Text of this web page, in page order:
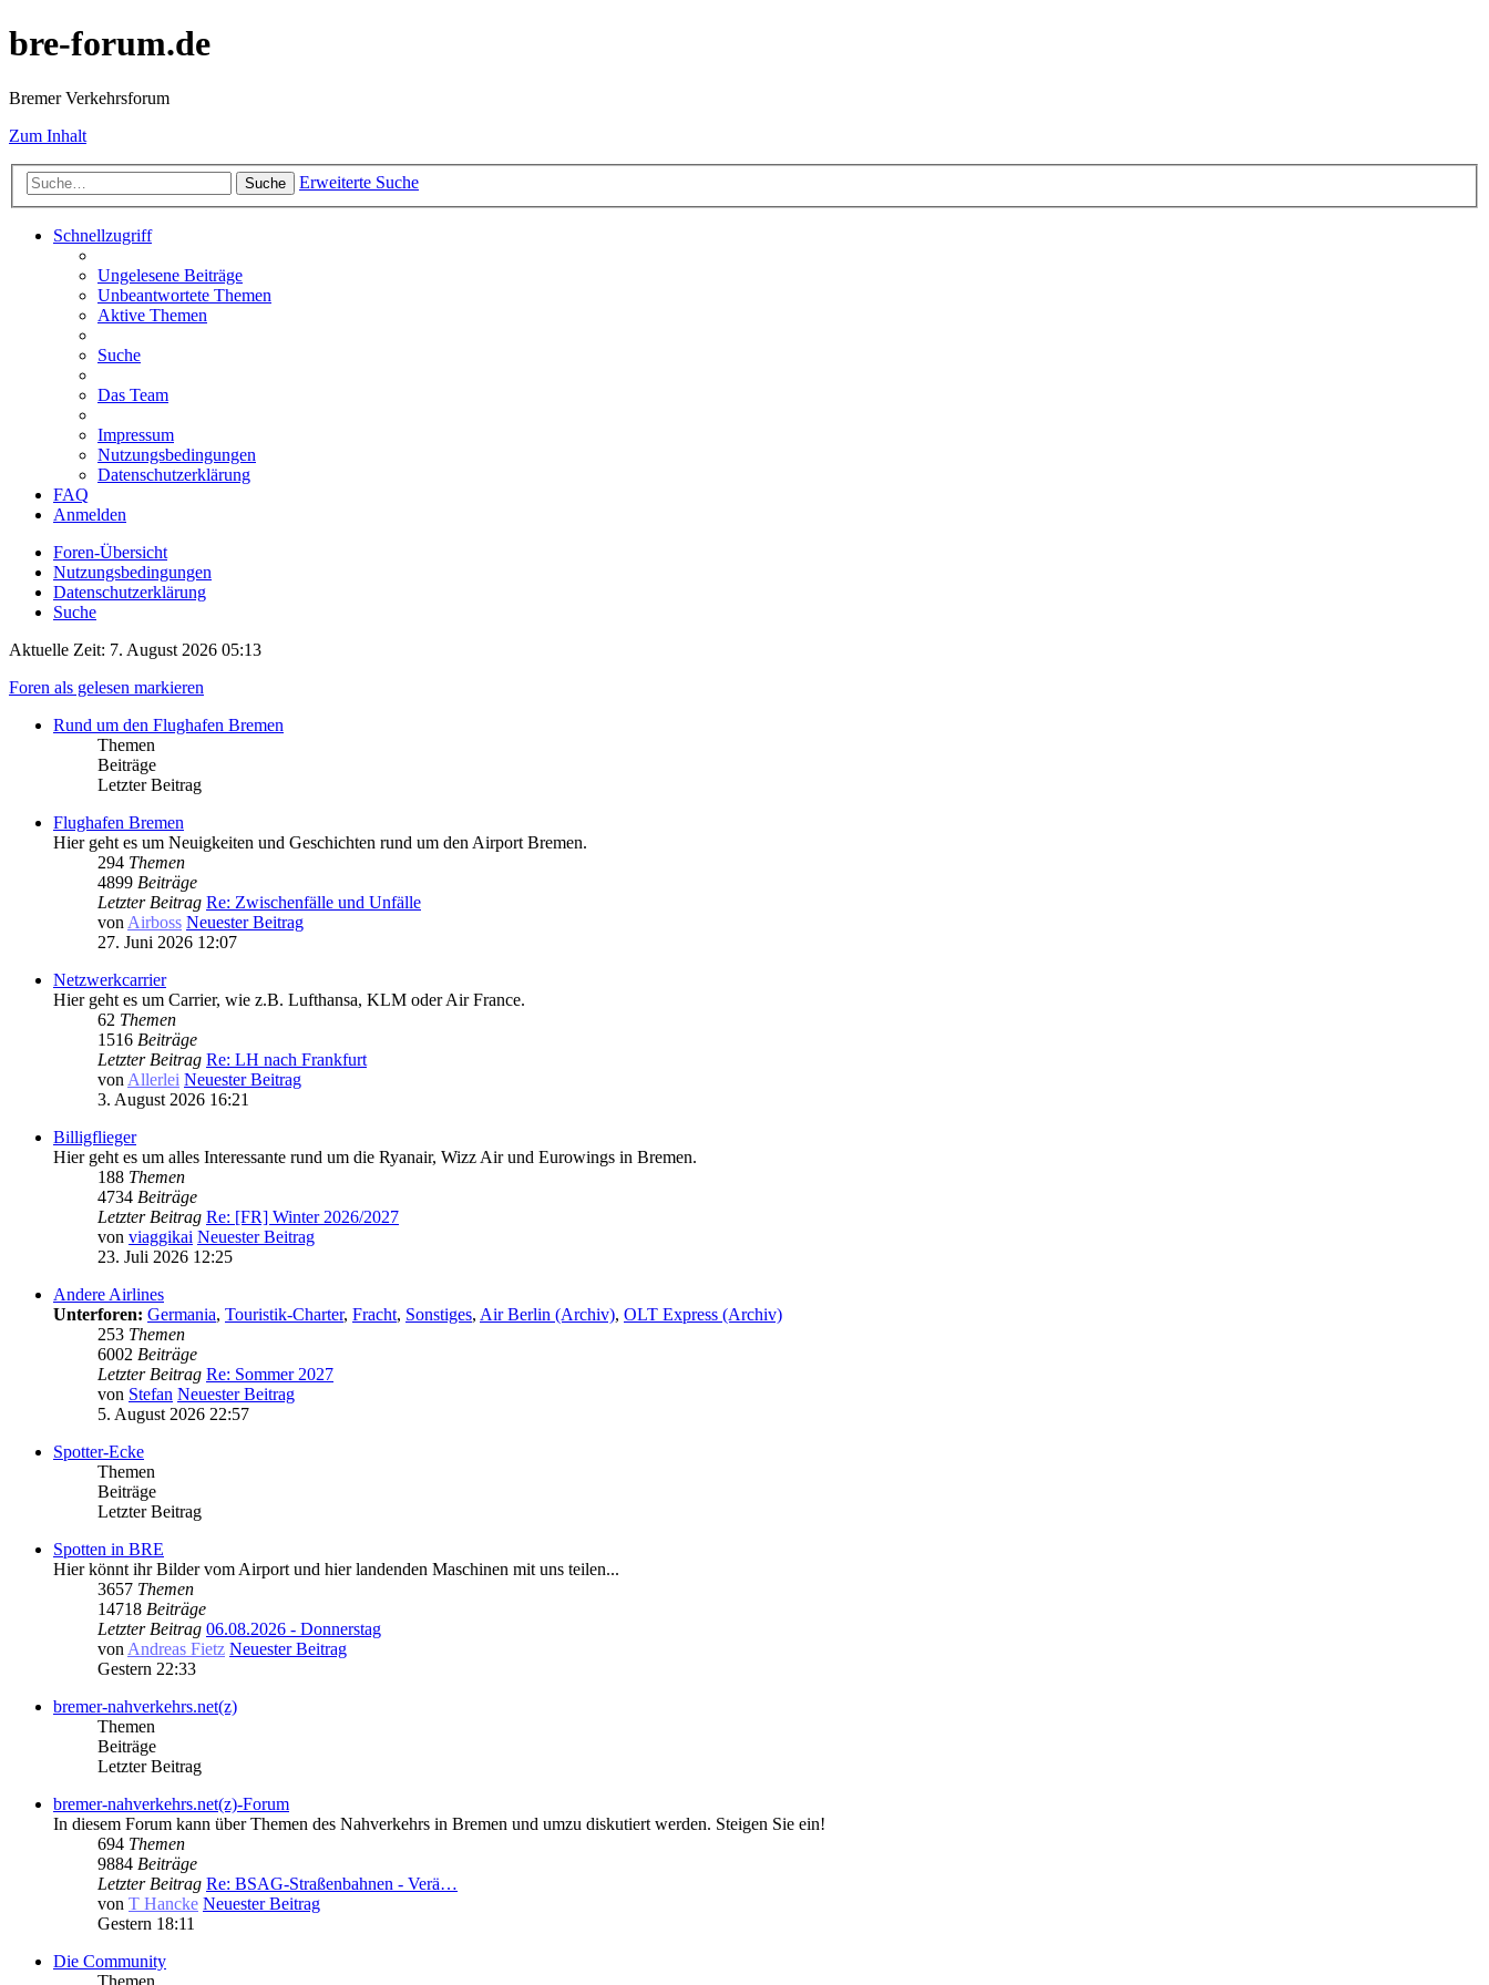
bre-forum.de
Bremer Verkehrsforum
Zum Inhalt
Suche Erweiterte Suche
Schnellzugriff
Ungelesene Beiträge
Unbeantwortete Themen
Aktive Themen
Suche
Das Team
Impressum
Nutzungsbedingungen
Datenschutzerklärung
FAQ
Anmelden
Foren-Übersicht
Nutzungsbedingungen
Datenschutzerklärung
Suche
Aktuelle Zeit: 7. August 2026 05:13
Foren als gelesen markieren
Rund um den Flughafen Bremen
Themen
Beiträge
Letzter Beitrag
Flughafen Bremen
Hier geht es um Neuigkeiten und Geschichten rund um den Airport Bremen.
294 Themen
4899 Beiträge
Letzter Beitrag Re: Zwischenfälle und Unfälle
vonAirboss Neuester Beitrag
27. Juni 2026 12:07
Netzwerkcarrier
Hier geht es um Carrier, wie z.B. Lufthansa, KLM oder Air France.
62 Themen
1516 Beiträge
Letzter Beitrag Re: LH nach Frankfurt
vonAllerlei Neuester Beitrag
3. August 2026 16:21
Billigflieger
Hier geht es um alles Interessante rund um die Ryanair, Wizz Air und Eurowings in Bremen.
188 Themen
4734 Beiträge
Letzter Beitrag Re: [FR] Winter 2026/2027
von viaggikai Neuester Beitrag
23. Juli 2026 12:25
Andere Airlines
Unterforen: Germania, Touristik-Charter, Fracht, Sonstiges, Air Berlin (Archiv), OLT Express (Archiv)
253 Themen
6002 Beiträge
Letzter Beitrag Re: Sommer 2027
von Stefan Neuester Beitrag
5. August 2026 22:57
Spotter-Ecke
Themen
Beiträge
Letzter Beitrag
Spotten in BRE
Hier könnt ihr Bilder vom Airport und hier landenden Maschinen mit uns teilen...
3657 Themen
14718 Beiträge
Letzter Beitrag 06.08.2026 - Donnerstag
vonAndreas Fietz Neuester Beitrag
Gestern 22:33
bremer-nahverkehrs.net(z)
Themen
Beiträge
Letzter Beitrag
bremer-nahverkehrs.net(z)-Forum
In diesem Forum kann über Themen des Nahverkehrs in Bremen und umzu diskutiert werden. Steigen Sie ein!
694 Themen
9884 Beiträge
Letzter Beitrag Re: BSAG-Straßenbahnen - Verä…
von T Hancke Neuester Beitrag
Gestern 18:11
Die Community